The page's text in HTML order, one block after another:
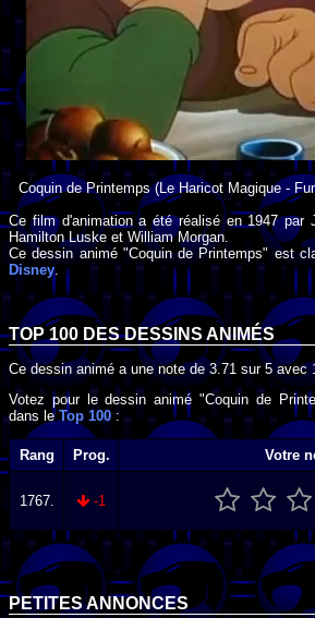
Coquin de Printemps(Le Haricot Magique -
Ce film d'animation a été réalisé en 1947par
Hamilton Luske et William Morgan.
Ce dessin animé "Coquin de Printemps" est
Disney.
TOP 100 DESDESSINS ANIMÉS
Ce dessin animé a une note de 3.71 sur5avec
Votez pour le dessin animé "Coquin de
dans le Top 100 :
Rang Prog. Votre
1767. -1
PETITES ANNONCES